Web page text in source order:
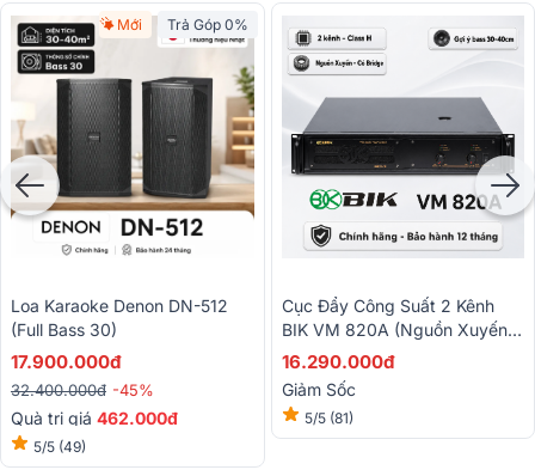
Mới Trả Góp 0%
Loa Karaoke Denon DN-512
(Full Bass 30)
17.900.000đ
32.400.000đ -45%
Quà trị giá 462.000đ
5/5 (49)
Cục Đẩy Công Suất 2 Kênh
BIK VM 820A (Nguồn Xuyến,
Class H, 800W)
16.290.000đ
Giảm Sốc
5/5 (81)